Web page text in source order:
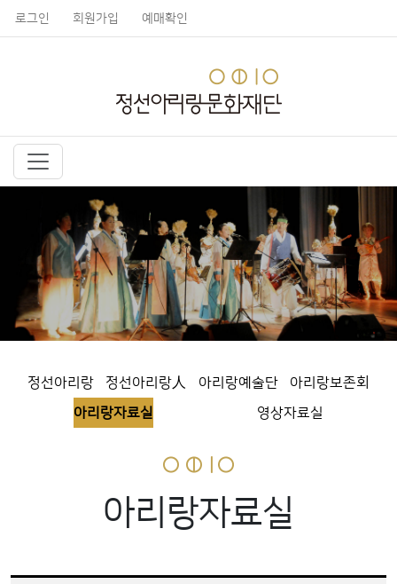
로그인 회원가입 예매확인
정선아리랑 정선아리랑人 아리랑예술단
아리랑보존회
아리랑자료실
영상자료실
아리랑자료실